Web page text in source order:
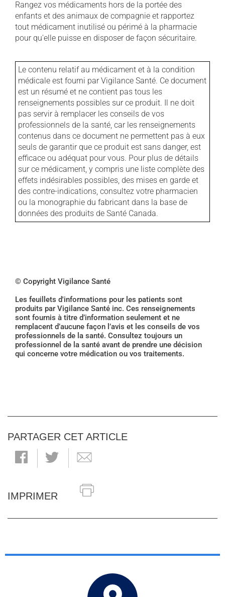
Rangez vos médicaments hors de la portée des
enfants et des animaux de compagnie et rapportez
tout médicament inutilisé ou périmé à la pharmacie
pour qu'elle puisse en disposer de façon sécuritaire.
Le contenu relatif au médicament et à la condition
médicale est fourni par Vigilance Santé. Ce document
est un résumé et ne contient pas tous les
renseignements possibles sur ce produit. Il ne doit
pas servir à remplacer les conseils de vos
professionnels de la santé, car les renseignements
contenus dans ce document ne permettent pas à eux
seuls de garantir que ce produit est sans danger, est
efficace ou adéquat pour vous. Pour plus de détails
sur ce médicament, y compris une liste complète des
effets indésirables possibles, des mises en garde et
des contre-indications, consultez votre pharmacien
ou la monographie du fabricant dans la base de
données des produits de Santé Canada.
© Copyright Vigilance Santé
Les feuillets d'informations pour les patients sont
produits par Vigilance Santé inc. Ces renseignements
sont fournis à titre d’information seulement et ne
remplacent d’aucune façon l’avis et les conseils de vos
professionnels de la santé. Consultez toujours un
professionnel de la santé avant de prendre une décision
qui concerne votre médication ou vos traitements.
PARTAGER CET ARTICLE
IMPRIMER